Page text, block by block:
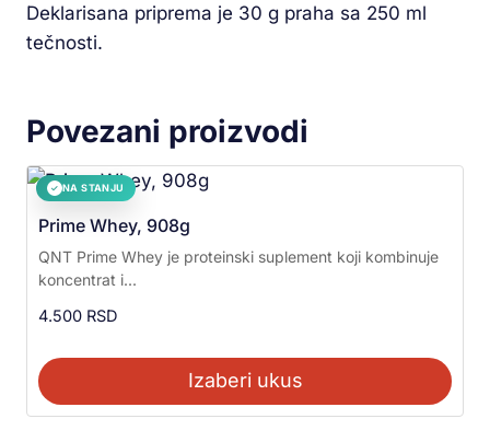
Deklarisana priprema je 30 g praha sa 250 ml
tečnosti.
Povezani proizvodi
✓ NA STANJU
Prime Whey, 908g
QNT Prime Whey je proteinski suplement koji kombinuje
koncentrat i...
4.500 RSD
Izaberi ukus